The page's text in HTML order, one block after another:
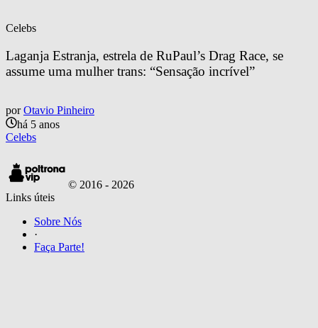
Celebs
Laganja Estranja, estrela de RuPaul’s Drag Race, se
assume uma mulher trans: “Sensação incrível”
por Otavio Pinheiro
há 5 anos
Celebs
© 2016 - 2026
Links úteis
Sobre Nós
·
Faça Parte!